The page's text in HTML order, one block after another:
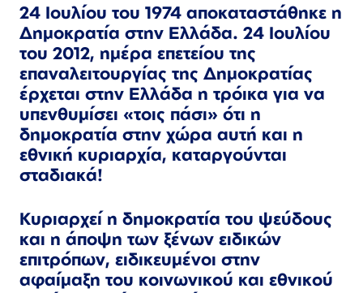
24 Ιουλίου του 1974 αποκαταστάθηκε η
Δημοκρατία στην Ελλάδα. 24 Ιουλίου
του 2012, ημέρα επετείου της
επαναλειτουργίας της Δημοκρατίας
έρχεται στην Ελλάδα η τρόικα για να
υπενθυμίσει «τοις πάσι» ότι η
δημοκρατία στην χώρα αυτή και η
εθνική κυριαρχία, καταργούνται
σταδιακά!
Κυριαρχεί η δημοκρατία του ψεύδους
και η άποψη των ξένων ειδικών
επιτρόπων, ειδικευμένοι στην
αφαίμαξη του κοινωνικού και εθνικού